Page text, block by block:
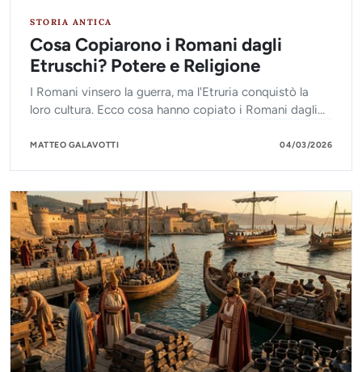
STORIA ANTICA
Cosa Copiarono i Romani dagli
Etruschi? Potere e Religione
I Romani vinsero la guerra, ma l'Etruria conquistò la
loro cultura. Ecco cosa hanno copiato i Romani dagli
MATTEO GALAVOTTI 04/03/2026